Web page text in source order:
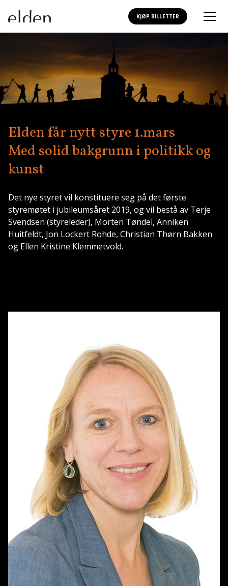
KJØP BILLETTER
Elden får nytt styre 1.mars
Med solid bakgrunn i politikk og
kunst
Det nye styret vil konstituere seg på det første
styremøtet i jubileumsåret 2019, og vil bestå av Terje
Svendsen (styreleder), Morten Tøndel, Anniken
Huitfeldt, Jon Lockert Rohde, Christian Thørn Bakken
og Ellen Kristine Klemmetvold.